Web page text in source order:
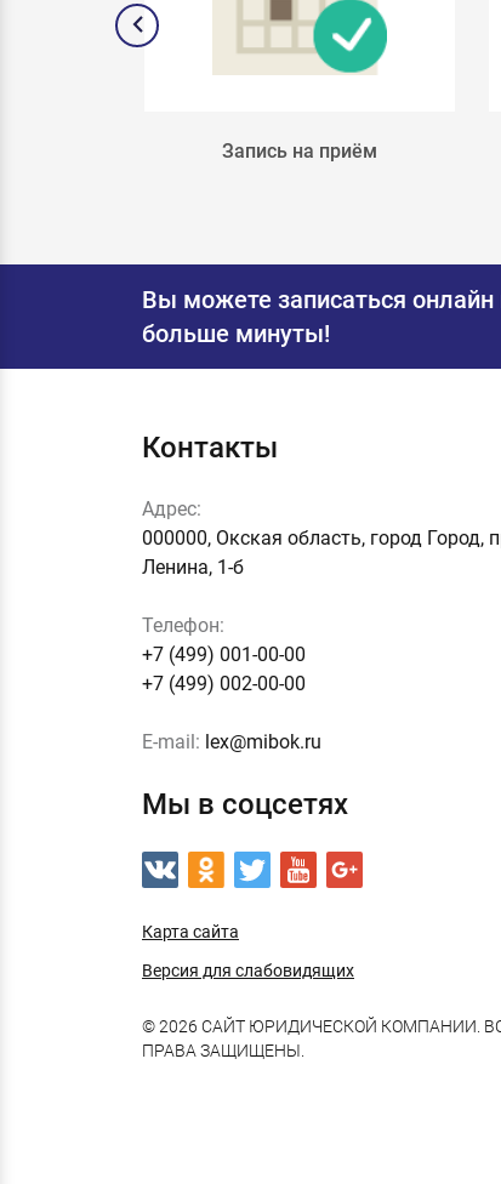
Запись на приём
Вы можете записаться
больше минуты!
Контакты
Адрес:
000000, Окская область, город Город,
Ленина, 1-б
Телефон:
+7 (499) 001-00-00
+7 (499) 002-00-00
E-mail: lex@mibok.ru
Мы в соцсетях
Карта сайта
Версия для слабовидящих
© 2026 САЙТ ЮРИДИЧЕСКОЙ КОМПАНИИ.
ПРАВА ЗАЩИЩЕНЫ.